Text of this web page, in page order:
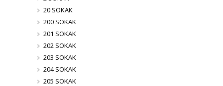
20 SOKAK
200 SOKAK
201 SOKAK
202 SOKAK
203 SOKAK
204 SOKAK
205 SOKAK